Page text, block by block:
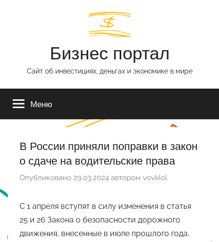
Бизнес портал
Сайт об инвестициях, деньгах и экономике в мире
Меню
В России приняли поправки в закон
о сдаче на водительские права
Опубликовано 29.03.2024 автором vovklol
С 1 апреля вступят в силу изменения в статья
25 и 26 Закона о безопасности дорожного
движения, внесенные в июле прошлого года.